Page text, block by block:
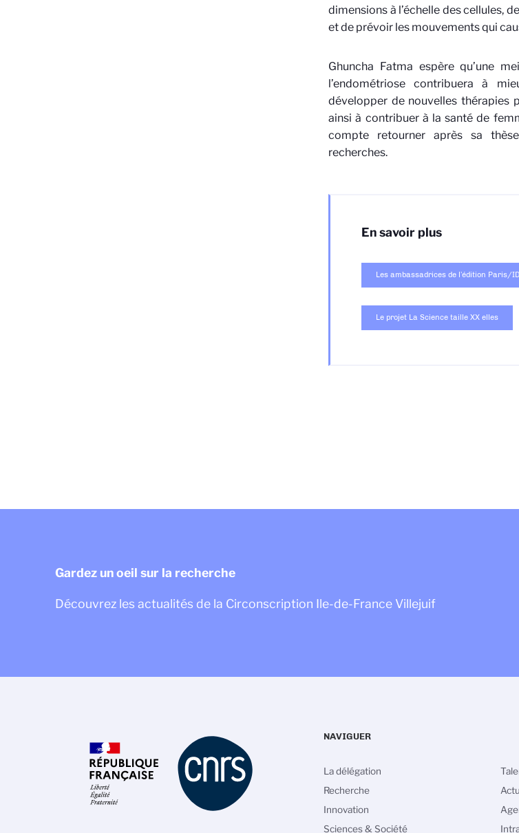
dimensions à l’échelle des cellules,
et de prévoir les mouvements qui
Ghuncha Fatma espère qu’une
l’endométriose contribuera à
développer de nouvelles thérapies
ainsi à contribuer à la santé de
compte retourner après sa
recherches.
En savoir plus
Les ambassadrices de l’édition Paris/
Le projet La Science taille XX elles
Gardez un oeil sur la recherche
Découvrez les actualités de la Circonscription Ile-de-France Villejuif
NAVIGUER
La délégation
Recherche
Innovation
Sciences & Société